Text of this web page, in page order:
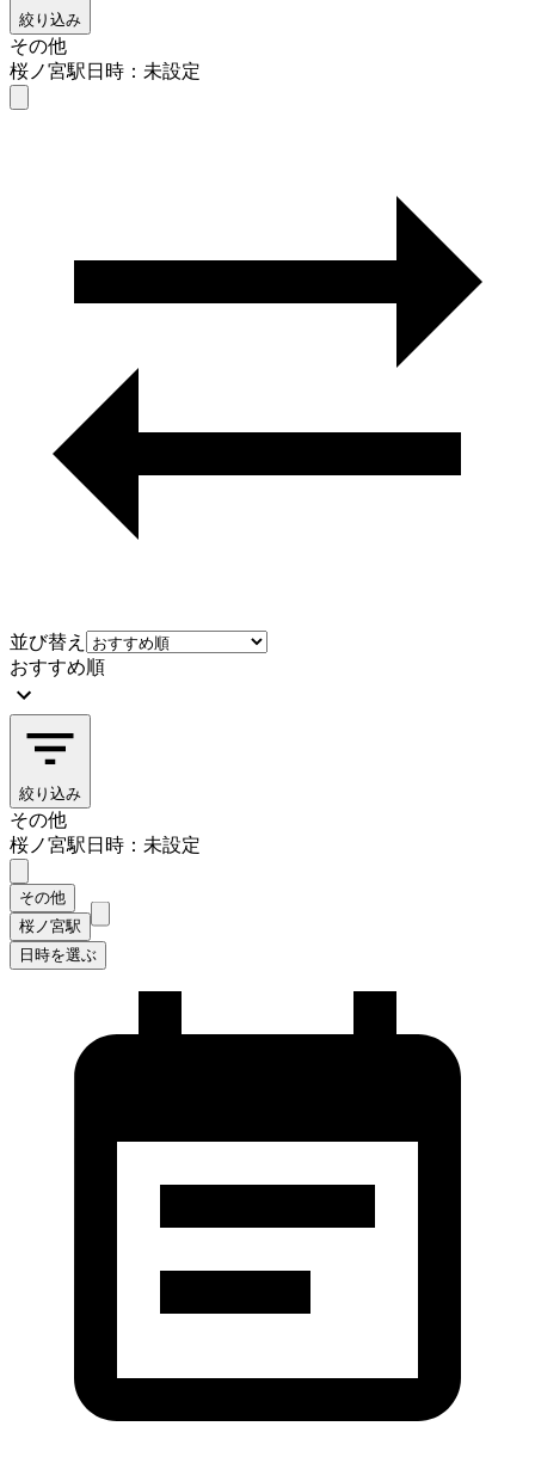
絞り込み
その他
桜ノ宮駅日時：未設定
並び替え
おすすめ順
絞り込み
その他
桜ノ宮駅日時：未設定
その他
桜ノ宮駅
日時を選ぶ